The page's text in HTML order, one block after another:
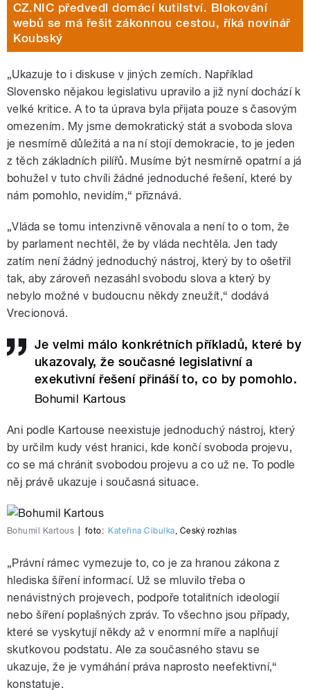
CZ.NIC předvedl domácí kutilství. Blokování
webů se má řešit zákonnou cestou, říká novinář
Koubský
„Ukazuje to i diskuse v jiných zemích. Například
Slovensko nějakou legislativu upravilo a již nyní dochází k
velké kritice. A to ta úprava byla přijata pouze s časovým
omezením. My jsme demokratický stát a svoboda slova
je nesmírně důležitá a na ní stojí demokracie, to je jeden
z těch základních pilířů. Musíme být nesmírně opatrní a já
bohužel v tuto chvíli žádné jednoduché řešení, které by
nám pomohlo, nevidím,“ přiznává.
„Vláda se tomu intenzivně věnovala a není to o tom, že
by parlament nechtěl, že by vláda nechtěla. Jen tady
zatím není žádný jednoduchý nástroj, který by to ošetřil
tak, aby zároveň nezasáhl svobodu slova a který by
nebylo možné v budoucnu někdy zneužít,“ dodává
Vrecionová.
Je velmi málo konkrétních příkladů, které by
ukazovaly, že současné legislativní a
exekutivní řešení přináší to, co by pomohlo.
Bohumil Kartous
Ani podle Kartouse neexistuje jednoduchý nástroj, který
by určilm kudy vést hranici, kde končí svoboda projevu,
co se má chránit svobodou projevu a co už ne. To podle
něj právě ukazuje i současná situace.
Bohumil Kartous foto: Kateřina Cibulka, Český rozhlas
„Právní rámec vymezuje to, co je za hranou zákona z
hlediska šíření informací. Už se mluvilo třeba o
nenávistných projevech, podpoře totalitních ideologií
nebo šíření poplašných zpráv. To všechno jsou případy,
které se vyskytují někdy až v enormní míře a naplňují
skutkovou podstatu. Ale za současného stavu se
ukazuje, že je vymáhání práva naprosto neefektivní,“
konstatuje.